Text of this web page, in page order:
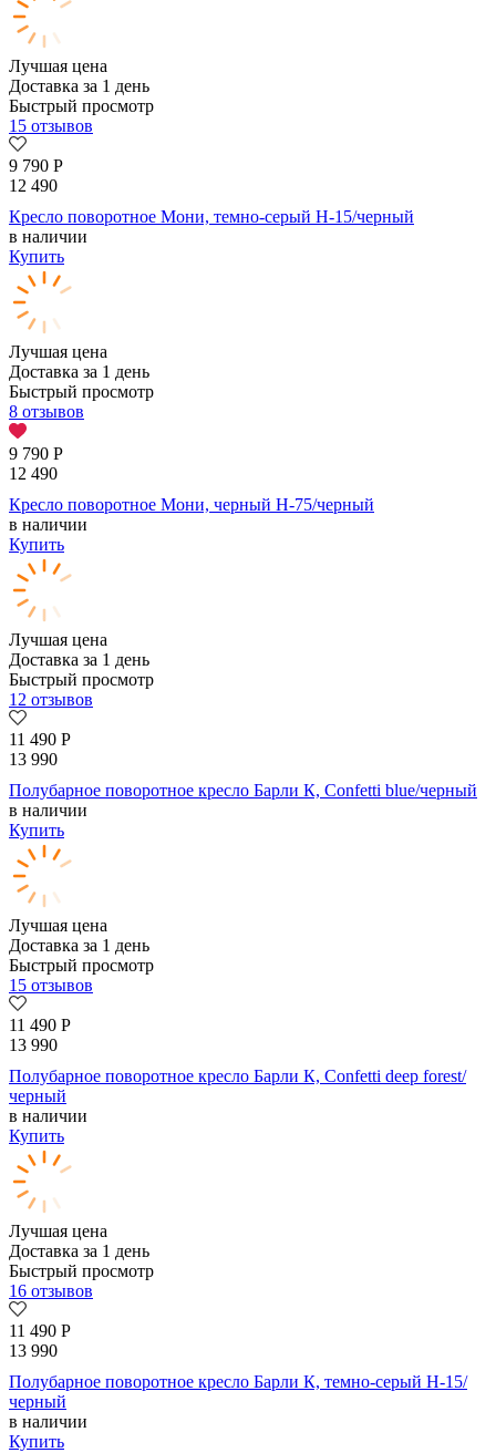
Лучшая цена
Доставка за 1 день
Быстрый просмотр
15 отзывов
9 790 Р
12 490
Кресло поворотное Мони, темно-серый H-15/черный
в наличии
Купить
Лучшая цена
Доставка за 1 день
Быстрый просмотр
8 отзывов
9 790 Р
12 490
Кресло поворотное Мони, черный H-75/черный
в наличии
Купить
Лучшая цена
Доставка за 1 день
Быстрый просмотр
12 отзывов
11 490 Р
13 990
Полубарное поворотное кресло Барли К, Confetti blue/черный
в наличии
Купить
Лучшая цена
Доставка за 1 день
Быстрый просмотр
15 отзывов
11 490 Р
13 990
Полубарное поворотное кресло Барли К, Confetti deep forest/
черный
в наличии
Купить
Лучшая цена
Доставка за 1 день
Быстрый просмотр
16 отзывов
11 490 Р
13 990
Полубарное поворотное кресло Барли К, темно-серый H-15/
черный
в наличии
Купить